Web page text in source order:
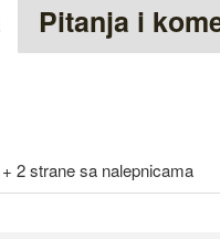
Pitanja i
2 strane sa nalepnicama